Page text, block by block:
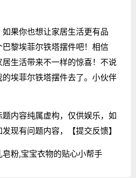
果你也想让家居生活更有品
黎埃菲尔铁塔摆件吧！相信
生活带来不一样的惊喜！不说
埃菲尔铁塔摆件去了。小伙伴
内容纯属虚构，仅供娱乐，如
现有问题内容，
【提交反馈】
皂粉,宝宝衣物的贴心小帮手